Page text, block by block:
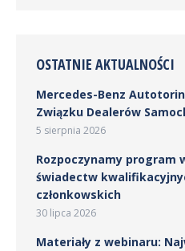
OSTATNIE AKTUALNOŚCI
Mercedes-Benz
Związku Dealerów
5 sierpnia 2026
Rozpoczynamy program
świadectw
członkowskich
30 lipca 2026
Materiały z webinaru: